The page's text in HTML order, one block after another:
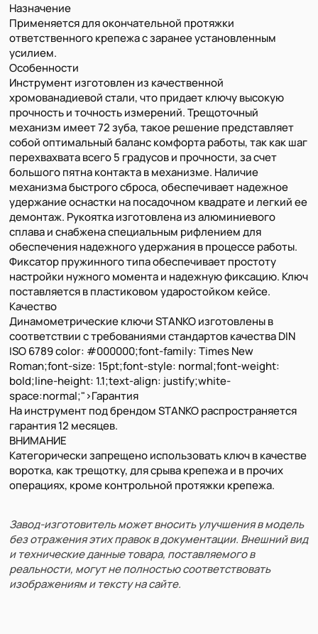
Назначение
Применяется для окончательной протяжки
ответственного крепежа с заранее установленным
усилием.
Особенности
Инструмент изготовлен из качественной
хромованадиевой стали, что придает ключу высокую
прочность и точность измерений. Трещоточный
механизм имеет 72 зуба, такое решение представляет
собой оптимальный баланс комфорта работы, так как шаг
перехвахвата всего 5 градусов и прочности, за счет
большого пятна контакта в механизме. Наличие
механизма быстрого сброса, обеспечивает надежное
удержание оснастки на посадочном квадрате и легкий ее
демонтаж. Рукоятка изготовлена из алюминиевого
сплава и снабжена специальным рифлением для
обеспечения надежного удержания в процессе работы.
Фиксатор пружинного типа обеспечивает простоту
настройки нужного момента и надежную фиксацию. Ключ
поставляется в пластиковом ударостойком кейсе.
Качество
Динамометрические ключи STANKO изготовлены в
соответствии с требованиями стандартов качества DIN
ISO 6789 color: #000000;font-family: Times New
Roman;font-size: 15pt;font-style: normal;font-weight:
bold;line-height: 1.1;text-align: justify;white-
space:normal;">Гарантия
На инструмент под брендом STANKO распространяется
гарантия 12 месяцев.
ВНИМАНИЕ
Категорически запрещено использовать ключ в качестве
воротка, как трещотку, для срыва крепежа и в прочих
операциях, кроме контрольной протяжки крепежа.
Завод-изготовитель может вносить улучшения в модель
без отражения этих правок в документации. Внешний вид
и технические данные товара, поставляемого в
реальности, могут не полностью соответствовать
изображениям и тексту на сайте.